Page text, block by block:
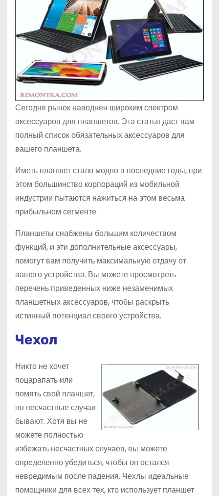
Сегодня рынок наводнен широким спектром
аксессуаров для планшетов. Эта статья даст вам
полный список обязательных аксессуаров для
вашего планшета.
Иметь планшет стало модно в последние годы, при
этом большинство корпораций из мобильной
индустрии пытаются нажиться на этом весьма
прибыльном сегменте.
Планшеты снабжены большим количеством
функций, и эти дополнительные аксессуары,
помогут вам получить максимальную отдачу от
вашего устройства. Вы можете просмотреть
перечень приведенных ниже незаменимых
планшетных аксессуаров, чтобы раскрыть
истинный потенциал своего устройства.
Чехол
Никто не хочет
поцарапать или
помять свой планшет,
но несчастные случаи
бывают. Хотя вы не
можете полностью
избежать несчастных случаев, вы можете
определенно убедиться, чтобы он остался
невредимым после падения. Чехлы идеальные
помощники для всех тех, кто использует планшет